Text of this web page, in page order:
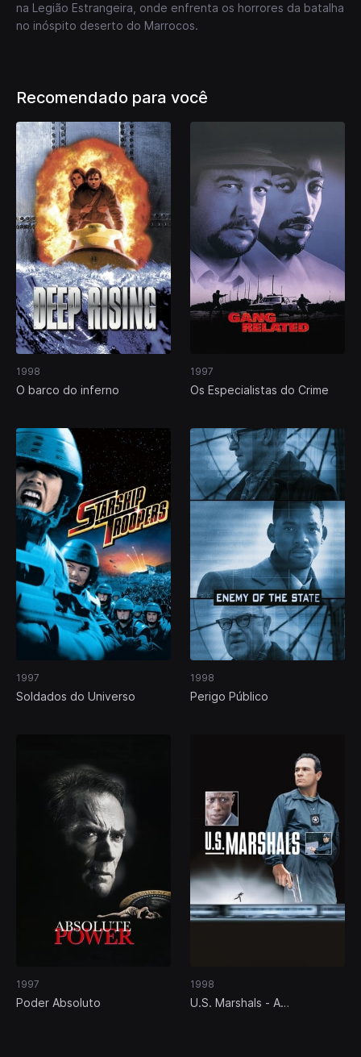
na Legião Estrangeira, onde enfrenta os horrores da batalha
no inóspito deserto do Marrocos.
Recomendado para você
1998
O barco do inferno
1997
Os Especialistas do Crime
1997
Soldados do Universo
1998
Perigo Público
1997
Poder Absoluto
1998
U.S. Marshals - A